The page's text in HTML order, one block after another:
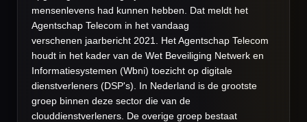
mensenlevens had kunnen hebben. Dat meldt het
Agentschap Telecom in het vandaag
verschenen jaarbericht 2021. Het Agentschap Telecom
houdt in het kader van de Wet Beveiliging Netwerk en
Informatiesystemen (Wbni) toezicht op digitale
dienstverleners (DSP's). In Nederland is de grootste
groep binnen deze sector die van de
clouddienstverleners. De overige groep bestaat